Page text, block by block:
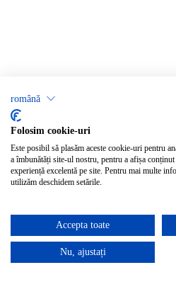
română
Folosim cookie-uri
Este posibil să plasăm aceste cookie-uri pentru
a îmbunătăți site-ul nostru, pentru a afișa
experiență excelentă pe site. Pentru mai multe
utilizăm deschidem setările.
Accepta toate
Nu, ajustați